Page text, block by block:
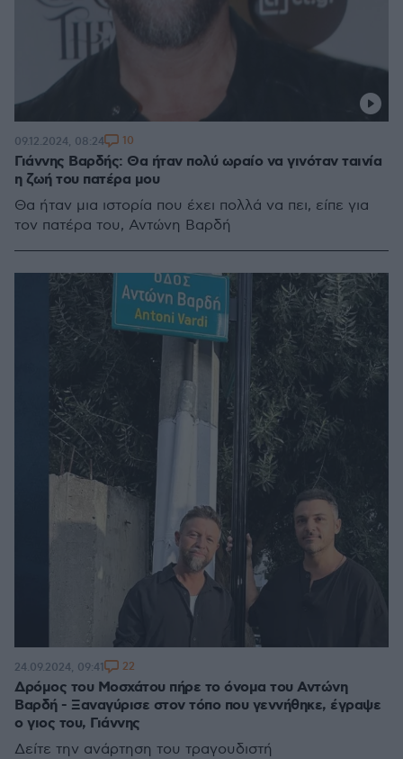
Γιάννης Βαρδής: Θα ήταν πολύ ωραίο να γινόταν ταινία
η ζωή του πατέρα μου
Θα ήταν μια ιστορία που έχει πολλά να πει, είπε για
τον πατέρα του, Αντώνη Βαρδή
09.12.2024, 08:24 10
Δρόμος του Μοσχάτου πήρε το όνομα του Αντώνη
Βαρδή - Ξαναγύρισε στον τόπο που γεννήθηκε, έγραψε
ο γιος του, Γιάννης
Δείτε την ανάρτηση του τραγουδιστή
24.09.2024, 09:41 22